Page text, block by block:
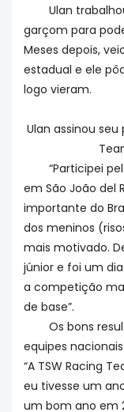
Ulan
garçom para
Meses depois,
estadual e ele
logo vieram.
Ulan assinou
“Participei
em São João del
importante do
dos meninos
mais motivado.
júnior e foi um
a competição
de base”.
Os bons
equipes
“A TSW Racing
eu tivesse um
um bom ano em